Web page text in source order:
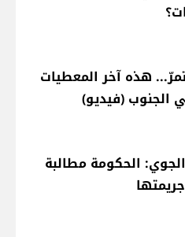
هذه آخر المعطيات
الجنوب (فيديو)
الحكومة مطالبة